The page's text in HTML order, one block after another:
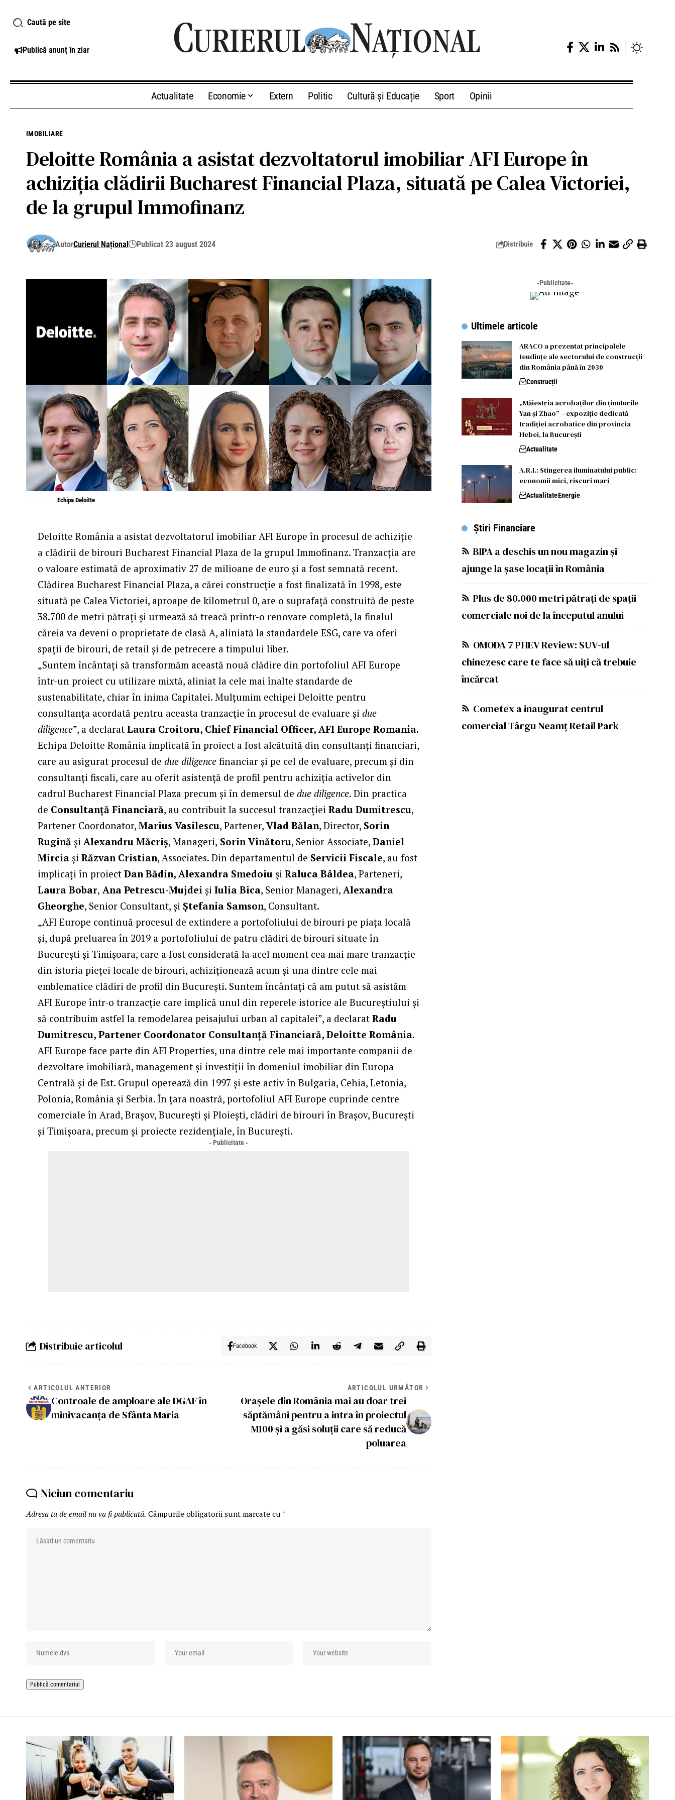
Caută pe site
Publică anunț în ziar
Actualitate Economie Extern Politic Cultură și Educație Sport Opinii
IMOBILIARE
Deloitte România a asistat dezvoltatorul imobiliar AFI Europe în
achiziția clădirii Bucharest Financial Plaza, situată pe Calea Victoriei,
de la grupul Immofinanz
AutorCurierul Național Publicat 23 august 2024 Distribuie
Echipa Deloitte
Deloitte România a asistat dezvoltatorul imobiliar AFI Europe în procesul de achiziție
a clădirii de birouri Bucharest Financial Plaza de la grupul Immofinanz. Tranzacția are
o valoare estimată de aproximativ 27 de milioane de euro și a fost semnată recent.
Clădirea Bucharest Financial Plaza, a cărei construcție a fost finalizată în 1998, este
situată pe Calea Victoriei, aproape de kilometrul 0, are o suprafață construită de peste
38.700 de metri pătrați și urmează să treacă printr-o renovare completă, la finalul
căreia va deveni o proprietate de clasă A, aliniată la standardele ESG, care va oferi
spații de birouri, de retail și de petrecere a timpului liber.
„Suntem încântați să transformăm această nouă clădire din portofoliul AFI Europe
într-un proiect cu utilizare mixtă, aliniat la cele mai înalte standarde de
sustenabilitate, chiar în inima Capitalei. Mulțumim echipei Deloitte pentru
consultanța acordată pentru aceasta tranzacție în procesul de evaluare șidue
diligence”, a declaratLaura Croitoru, Chief Financial Officer, AFI Europe Romania.
Echipa Deloitte România implicată în proiect a fost alcătuită din consultanți financiari,
care au asigurat procesul dedue diligence financiar și pe cel de evaluare, precum și din
consultanți fiscali, care au oferit asistență de profil pentru achiziția activelor din
cadrul Bucharest Financial Plaza precum și în demersul dedue diligence. Din practica
de Consultanță Financiară, au contribuit la succesul tranzacțieiRadu Dumitrescu,
Partener Coordonator,Marius Vasilescu, Partener,Vlad Bălan, Director, Sorin
Rugină șiAlexandru Măcriș, Manageri, Sorin Vînătoru, Senior Associate,Daniel
Mircia șiRăzvan Cristian, Associates. Din departamentul de Servicii Fiscale, au fost
implicați în proiectDan Bădin, Alexandra Smedoiu și Raluca Bâldea, Parteneri,
Laura Bobar, Ana Petrescu-Mujdei și Iulia Bica, Senior Manageri,Alexandra
Gheorghe, Senior Consultant, șiȘtefania Samson, Consultant.
„AFI Europe continuă procesul de extindere a portofoliului de birouri pe piața locală
și, după preluarea în 2019 a portofoliului de patru clădiri de birouri situate în
București și Timișoara, care a fost considerată la acel moment cea mai mare tranzacție
din istoria pieței locale de birouri, achiziționează acum și una dintre cele mai
emblematice clădiri de profil din București. Suntem încântați că am putut să asistăm
AFI Europe într-o tranzacție care implică unul din reperele istorice ale Bucureștiului și
să contribuim astfel la remodelarea peisajului urban al capitalei”, a declaratRadu
Dumitrescu, Partener Coordonator Consultanță Financiară, Deloitte România.
AFI Europe face parte din AFI Properties, una dintre cele mai importante companii de
dezvoltare imobiliară, management și investiții în domeniul imobiliar din Europa
Centrală și de Est. Grupul operează din 1997 și este activ în Bulgaria, Cehia, Letonia,
Polonia, România și Serbia. În țara noastră, portofoliul AFI Europe cuprinde centre
comerciale în Arad, Brașov, București și Ploiești, clădiri de birouri în Brașov, București
și Timișoara, precum și proiecte rezidențiale, în București.
- Publicitate -
Distribuie articolul Facebook
ARTICOLUL ANTERIOR
Controale de amploare ale DGAF în
minivacanța de Sfânta Maria
ARTICOLUL URMĂTOR
Orașele din România mai au doar trei
săptămâni pentru a intra în proiectul
M100 și a găsi soluții care să reducă
poluarea
Niciun comentariu
Adresa ta de email nu va fi publicată. Câmpurile obligatorii sunt marcate cu *
-Publicitate-
Ultimele articole
ARACO a prezentat principalele
tendințe ale sectorului de construcții
din România până în 2030
Construcții
„Măiestria acrobaților din ținuturile
Yan și Zhao” – expoziție dedicată
tradiției acrobatice din provincia
Hebei, la București
Actualitate
A.R.I.: Stingerea iluminatului public:
economii mici, riscuri mari
ActualitateEnergie
Știri Financiare
BIPA a deschis un nou magazin și
ajunge la șase locații în România
Plus de 80.000 metri pătrați de spații
comerciale noi de la începutul anului
OMODA 7 PHEV Review: SUV-ul
chinezesc care te face să uiți că trebuie
încărcat
Cometex a inaugurat centrul
comercial Târgu Neamț Retail Park